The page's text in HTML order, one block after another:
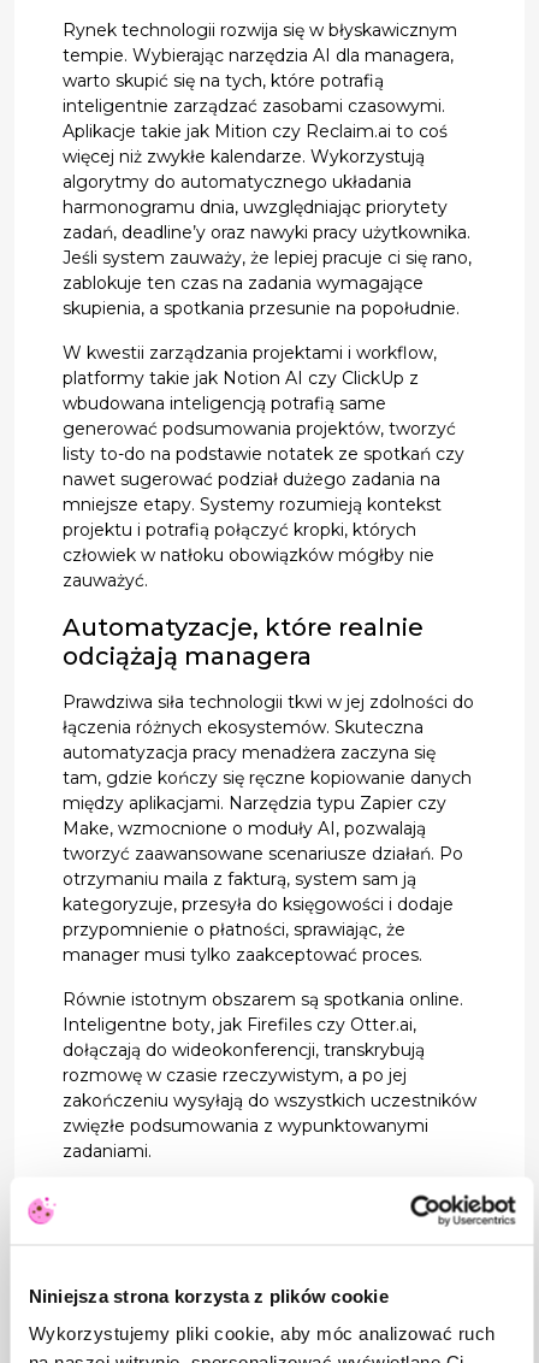
Niniejsza strona korzysta z plików cookie
Wykorzystujemy pliki cookie, aby móc analizować ruch
Rynek technologii rozwija się w błyskawicznym
tempie. Wybierając narzędzia AI dla managera,
warto skupić się na tych, które potrafią
inteligentnie zarządzać zasobami czasowymi.
Aplikacje takie jak Mition czy Reclaim.ai to coś
więcej niż zwykłe kalendarze. Wykorzystują
algorytmy do automatycznego układania
harmonogramu dnia, uwzględniając priorytety
zadań, deadline’y oraz nawyki pracy użytkownika.
Jeśli system zauważy, że lepiej pracuje ci się rano,
zablokuje ten czas na zadania wymagające
skupienia, a spotkania przesunie na popołudnie.
W kwestii zarządzania projektami i workflow,
platformy takie jak Notion AI czy ClickUp z
wbudowana inteligencją potrafią same
generować podsumowania projektów, tworzyć
listy to-do na podstawie notatek ze spotkań czy
nawet sugerować podział dużego zadania na
mniejsze etapy. Systemy rozumieją kontekst
projektu i potrafią połączyć kropki, których
człowiek w natłoku obowiązków mógłby nie
zauważyć.
Automatyzacje, które realnie
odciążają managera
Prawdziwa siła technologii tkwi w jej zdolności do
łączenia różnych ekosystemów. Skuteczna
automatyzacja pracy menadżera zaczyna się
tam, gdzie kończy się ręczne kopiowanie danych
między aplikacjami. Narzędzia typu Zapier czy
Make, wzmocnione o moduły AI, pozwalają
tworzyć zaawansowane scenariusze działań. Po
otrzymaniu maila z fakturą, system sam ją
kategoryzuje, przesyła do księgowości i dodaje
przypomnienie o płatności, sprawiając, że
manager musi tylko zaakceptować proces.
Równie istotnym obszarem są spotkania online.
Inteligentne boty, jak Firefiles czy Otter.ai,
dołączają do wideokonferencji, transkrybują
rozmowę w czasie rzeczywistym, a po jej
zakończeniu wysyłają do wszystkich uczestników
zwięzłe podsumowania z wypunktowanymi
zadaniami.
Jak zintegrować AI z procesami
pracy nie może odbywać się w próżni.To proces,
który wymaga zmiany kultury organizacyjnej
podejścia do technologii. Aby AI produktywność